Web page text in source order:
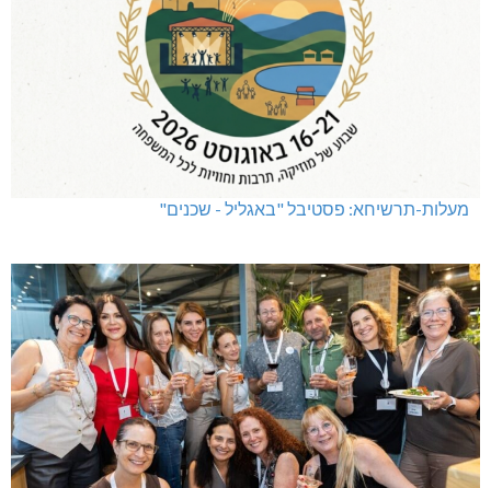
מעלות-תרשיחא: פסטיבל "באגליל - שכנים"